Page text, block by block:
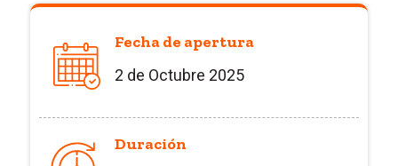
Fecha de apertura
2 de Octubre 2025
Duración